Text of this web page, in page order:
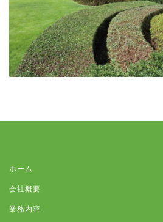
ホーム
会社概要
業務内容